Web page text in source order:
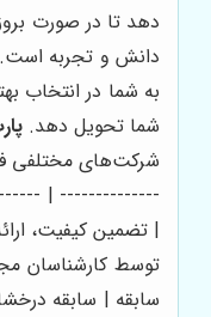
دهد تا در صورت
دانش و تجربه است.
به شما در انتخاب
شما تحویل دهد.
شرکت‌های مختلفی
-------------- |
| تضمین کیفیت،
توسط کارشناسان
سابقه | سابقه